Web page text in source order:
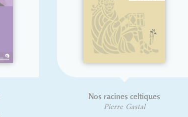
Nos racines celtiques
Pierre Gastal